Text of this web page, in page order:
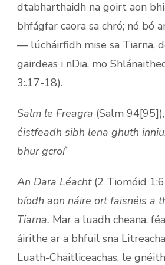
dtabharthaidh na goirt aon
bhfágfar caora sa chró; nó bó
— lúcháirfidh mise sa Tiarna,
gairdeas i nDia, mo
3:.17-18).
Salm le Freagra (Salm 94[95]),
éistfeadh sibh lena ghuth
bhur gcroí’
An Dara Léacht(2 Tiomóid
bíodh aon náire ort faisnéis a
Tiarna. Mar a luadh cheana,
áirithe ar a bhfuil sna
Luath-Chaitliceachas, le